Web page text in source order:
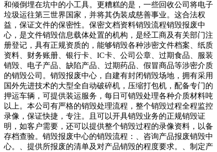
和倾倒埋在坑中的小工具。更糟糕的是，一些回收公司将电子
垃圾运往第三世界国家，并将其伪装成慈善事业。这合法权
益，保证文件的保密性。保密文档资料销毁流程销毁报废中
心，是文件销毁信息载体处置的机构，是经工商及有关部门注
册登记，具有正规资质的，能够销毁各种涉密文件档案、纸质
资料、财务账册、银行卡、IC卡、公司公章、过期食品、服装
销毁、电子产品、缺陷产品、过期药品、假冒商品等涉密介质
的销毁公司。销毁报废中心，自建有封闭销毁场地，拥有采用
国外先进技术的大型全自动破碎机，压缩打包机，配备专门的
押运车辆，可提供装运服务，每日可销毁处理各种介质材料吨
以上。本公司有严格的销毁处理流程，整个销毁过程全程监控
录像，保证快捷，专注。且可以开具销毁业务的正规销毁证
明，如客户需要，还可以提供整个销毁过程的录像资料，以备
存档查验。销毁报废中心的销毁流程：、咨询产品报废销毁中
心。、提供所报废的清单及对产品销毁的程度要求。、制定产